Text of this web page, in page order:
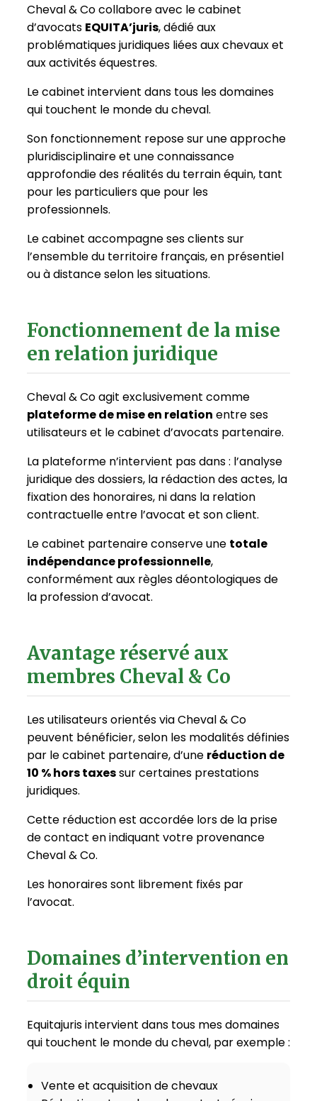
Cheval & Co collabore avec le cabinet
d’avocats EQUITA’juris, dédié aux
problématiques juridiques liées aux chevaux et
aux activités équestres.
Le cabinet intervient dans tous les domaines
qui touchent le monde du cheval.
Son fonctionnement repose sur une approche
pluridisciplinaire et une connaissance
approfondie des réalités du terrain équin, tant
pour les particuliers que pour les
professionnels.
Le cabinet accompagne ses clients sur
l’ensemble du territoire français, en présentiel
ou à distance selon les situations.
Fonctionnement de la mise
en relation juridique
Cheval & Co agit exclusivement comme
plateforme de mise en relation entre ses
utilisateurs et le cabinet d’avocats partenaire.
La plateforme n’intervient pas dans : l’analyse
juridique des dossiers, la rédaction des actes, la
fixation des honoraires, ni dans la relation
contractuelle entre l’avocat et son client.
Le cabinet partenaire conserve une totale
indépendance professionnelle,
conformément aux règles déontologiques de
la profession d’avocat.
Avantage réservé aux
membres Cheval & Co
Les utilisateurs orientés via Cheval & Co
peuvent bénéficier, selon les modalités définies
par le cabinet partenaire, d’une réduction de
10 % hors taxessur certaines prestations
juridiques.
Cette réduction est accordée lors de la prise
de contact en indiquant votre provenance
Cheval & Co.
Les honoraires sont librement fixés par
l’avocat.
Domaines d’intervention en
droit équin
Equitajuris intervient dans tous mes domaines
qui touchent le monde du cheval, par exemple :
Vente et acquisition de chevaux